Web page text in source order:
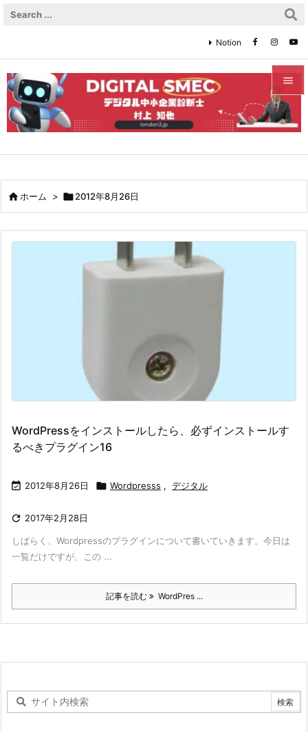


メニュ


次へ
Notion
ホーム > 2012年8月26日
WordPressをインストールしたら、必ずインストールす
るべきプラグイン16
 2012年8月26日  Wordpresss , デジタル
 2017年2月28日
しばらく、Wordpressのプラグインについて書いていきます。今日は
一覧だけですが、この ...
記事を読む WordPres ...